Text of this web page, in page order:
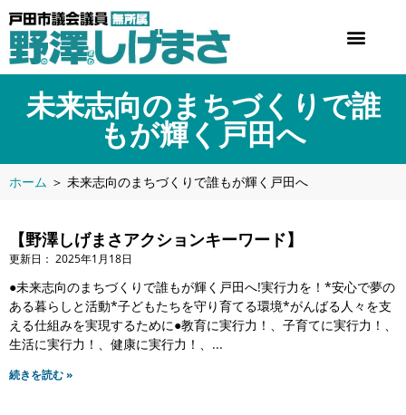
未来志向のまちづくりで誰
もが輝く戸田へ
ホーム ＞ 未来志向のまちづくりで誰もが輝く戸田へ
【野澤しげまさアクションキーワード】
2025年1月18日
●未来志向のまちづくりで誰もが輝く戸田へ!実行力を！*安心で夢の
ある暮らしと活動*子どもたちを守り育てる環境*がんばる人々を支
える仕組みを実現するために●教育に実行力！、子育てに実行力！、
生活に実行力！、健康に実行力！、
続きを読む »